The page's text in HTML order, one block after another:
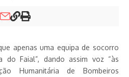
apenas uma equipa de socorro
do Faial”, dando assim voz “às
Humanitária de Bombeiros